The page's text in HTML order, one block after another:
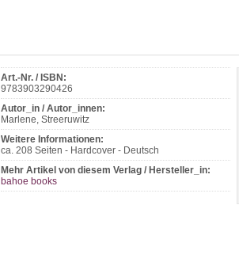
Art.-Nr. / ISBN:
9783903290426
Autor_in / Autor_innen:
Marlene, Streeruwitz
Weitere Informationen:
ca. 208 Seiten - Hardcover - Deutsch
Mehr Artikel von diesem Verlag / Hersteller_in:
bahoe books